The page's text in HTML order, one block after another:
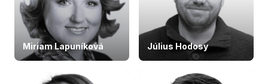
Miriam Lapuníková Július Hodosy